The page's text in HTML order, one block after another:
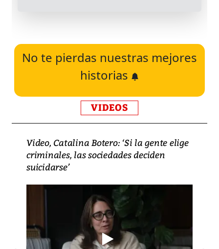
No te pierdas nuestras mejores
historias
VIDEOS
Video, Catalina Botero: ‘Si la gente elige
criminales, las sociedades deciden
suicidarse’